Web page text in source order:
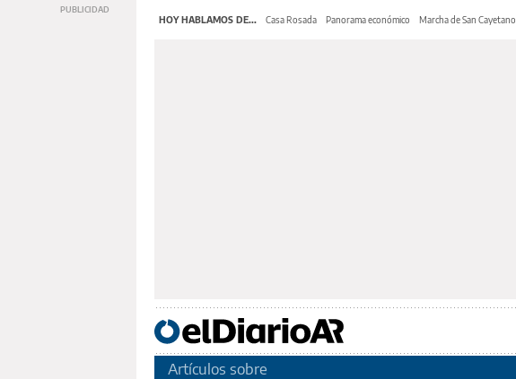
HOY HABLAMOS DE... Casa Rosada Panorama económico Marcha de San Cayetano
Artículos sobre